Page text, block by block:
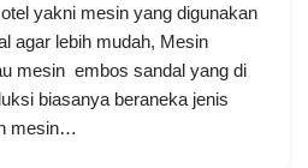
yakni mesin yang digunakan
agar lebih mudah, Mesin
mesin embos sandal yang di
biasanya beraneka jenis
mesin…